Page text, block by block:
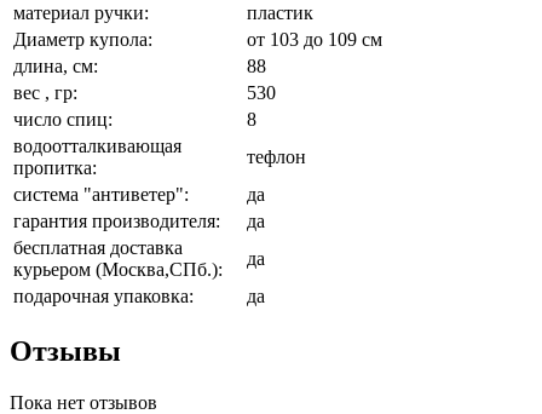
материал ручки:
пластик
Диаметр купола:
от 103 до 109 см
длина, см:
88
вес , гр:
530
число спиц:
8
водоотталкивающая
пропитка:
тефлон
система "антиветер":
да
гарантия производителя:
да
бесплатная доставка
курьером (Москва,СПб.):
да
подарочная упаковка:
да
Отзывы
Пока нет отзывов